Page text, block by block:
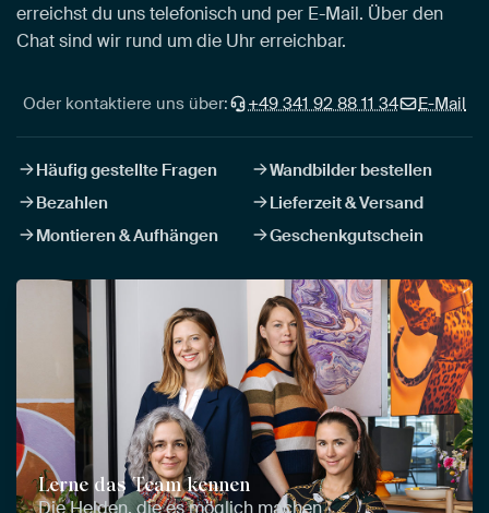
erreichst du uns telefonisch und per E-Mail. Über den
Chat sind wir rund um die Uhr erreichbar.
Oder kontaktiere uns über: +49 341 92 88 11 34 E-Mail
Häufig gestellte Fragen
Wandbilder bestellen
Bezahlen
Lieferzeit & Versand
Montieren & Aufhängen
Geschenkgutschein
Lerne das Team kennen
Die Helden, die es möglich machen